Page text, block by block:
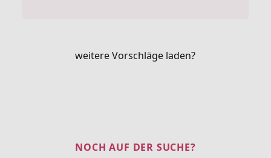
weitere Vorschläge laden?
NOCH AUF DER SUCHE?